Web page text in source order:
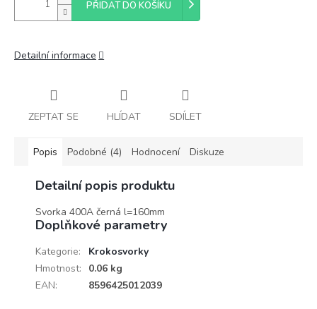
PŘIDAT DO KOŠÍKU
Detailní informace
ZEPTAT SE HLÍDAT SDÍLET
Popis Podobné (4) Hodnocení Diskuze
Detailní popis produktu
Svorka 400A černá l=160mm
Doplňkové parametry
Kategorie:
Krokosvorky
Hmotnost:
0.06 kg
EAN: 8596425012039